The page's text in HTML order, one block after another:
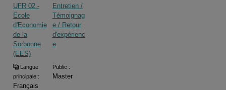
UFR 02 -
Ecole
d'Economie
de la
Sorbonne
(EES)
Entretien /
Témoignag
e / Retour
d'expérienc
e
Langue
principale :
Français
Public :
Master